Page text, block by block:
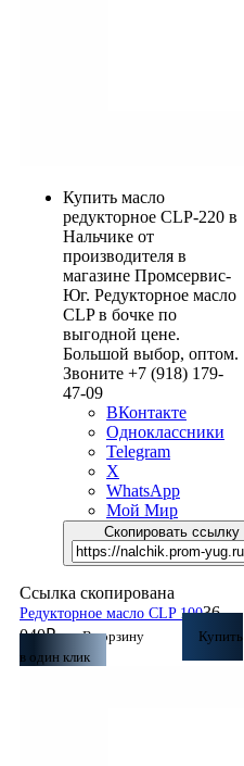
Купить масло
редукторное CLP-220 в
Нальчике от
производителя в
магазине Промсервис-
Юг. Редукторное масло
CLP в бочке по
выгодной цене.
Большой выбор, оптом.
Звоните +7 (918) 179-
47-09
ВКонтакте
Одноклассники
Telegram
X
WhatsApp
Мой Мир
Скопировать ссылку
Ссылка скопирована
Редукторное масло CLP 10036
040₽ В корзину
Купить
в один клик